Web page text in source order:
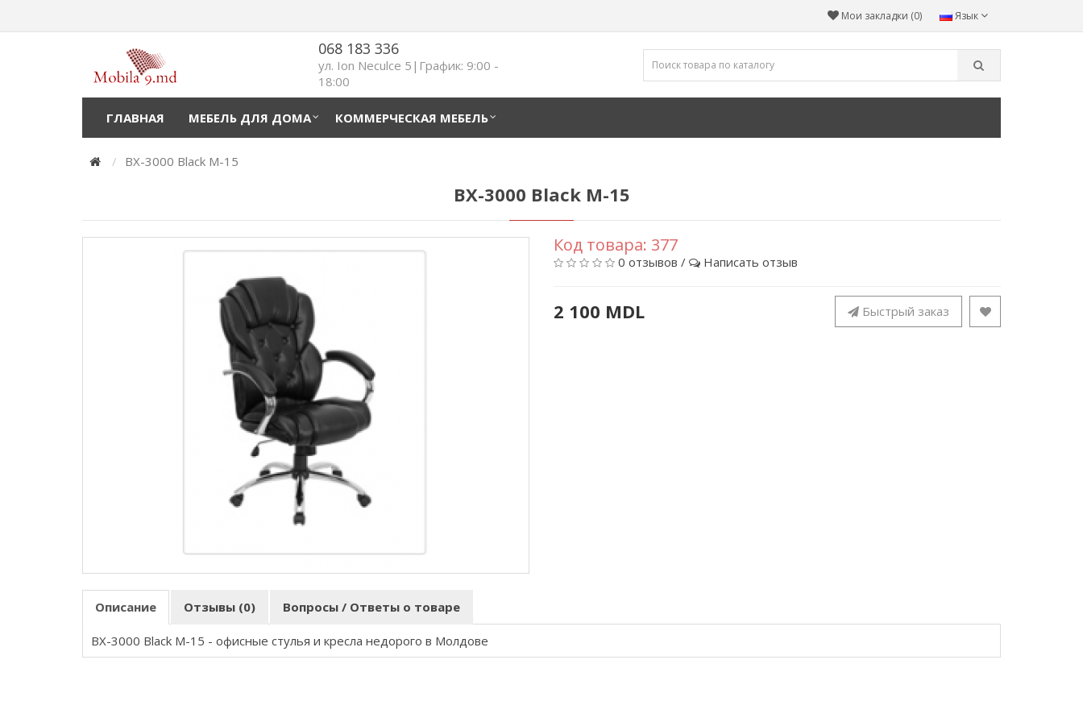
Язык
Мои закладки (0)
068 183 336
ул. Ion Neculce 5|График: 9:00 -
18:00
ГЛАВНАЯ МЕБЕЛЬ ДЛЯ ДОМА КОММЕРЧЕСКАЯ МЕБЕЛЬ
BX-3000 Black M-15
BX-3000 Black M-15
Код товара: 377
0 отзывов / Написать отзыв
2 100 MDL Быстрый заказ
Описание Отзывы (0) Вопросы / Ответы о товаре
BX-3000 Black M-15 - офисные стулья и кресла недорого в Молдове